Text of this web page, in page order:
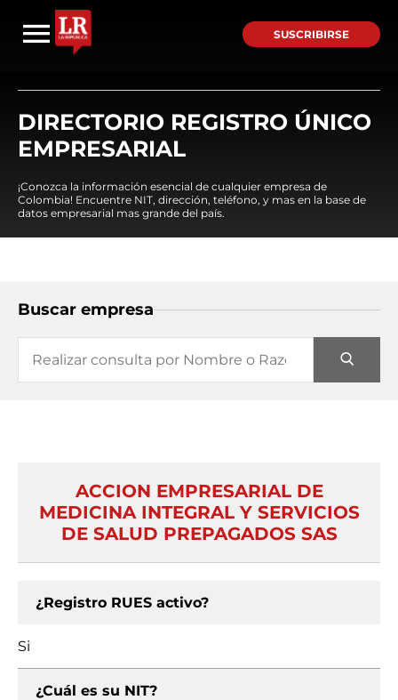
SUSCRIBIRSE
DIRECTORIO REGISTRO ÚNICO
EMPRESARIAL
¡Conozca la información esencial de cualquier empresa de
Colombia! Encuentre NIT, dirección, teléfono, y mas en la base de
datos empresarial mas grande del país.
Buscar empresa
ACCION EMPRESARIAL DE
MEDICINA INTEGRAL Y SERVICIOS
DE SALUD PREPAGADOS SAS
¿Registro RUES activo?
Si
¿Cuál es su NIT?